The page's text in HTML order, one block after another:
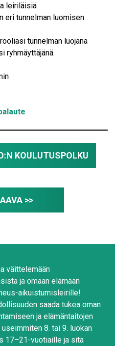
leiriläisiä
eri tunnelman luomisen
tunnelman luojana
ryhmäyttäjänä.
KOULUTUSPOLKU
>>
väittelemään
ja omaan elämään
aikuistumisleirille!
saada tukea oman
ja elämäntaitojen
8. tai 9. luokan
17–21-vuotiaille ja sitä